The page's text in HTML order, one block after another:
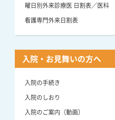
曜日別外来診療医 日割表／医科
看護専門外来日割表
入院・お見舞いの方へ
入院の手続き
入院のしおり
入院のご案内（動画）